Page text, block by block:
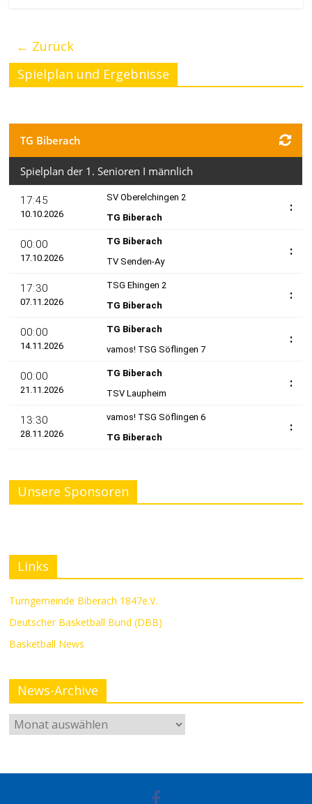
← Zurück
Spielplan und Ergebnisse
Unsere Sponsoren
Links
Turngemeinde Biberach 1847e.V.
Deutscher Basketball Bund (DBB)
Basketball News
News-Archive